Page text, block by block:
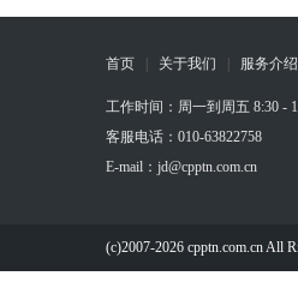
首页 关于我们 服务介绍
工作时间：周一到周五 8:30 -
客服电话：010-63822758
E-mail：jd@cpptn.com.cn
(c)2007-2026 cpptn.com.cn All